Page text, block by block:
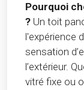
Pourquoi
? Un toit
l'expérience
sensation
l’extérieur.
vitré fixe ou